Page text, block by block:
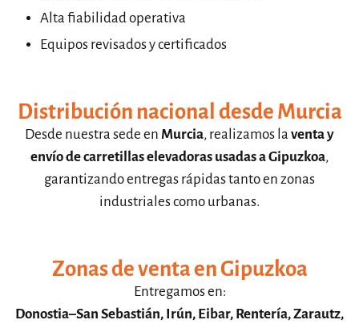
Alta fiabilidad operativa
Equipos revisados y certificados
Distribución nacional desde Murcia
Desde nuestra sede en Murcia, realizamos la venta y
envío de carretillas elevadoras usadas a Gipuzkoa,
garantizando entregas rápidas tanto en zonas
industriales como urbanas.
Zonas de venta en Gipuzkoa
Entregamos en:
Donostia–San Sebastián, Irún, Eibar, Rentería, Zarautz,